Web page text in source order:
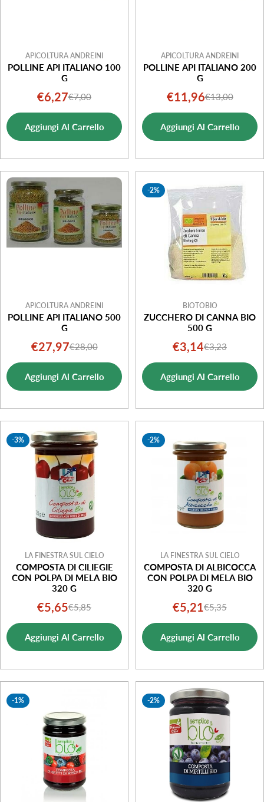
APICOLTURA ANDREINI
POLLINE API ITALIANO 100
G
Prezzo
di
vendita
€6,27Prezzo
normale
€7,00
Aggiungi Al Carrello
APICOLTURA ANDREINI
POLLINE API ITALIANO 200
G
Prezzo
di
vendita
€11,96Prezzo
normale
€13,00
Aggiungi Al Carrello
APICOLTURA ANDREINI
POLLINE API ITALIANO 500
G
Prezzo
di
vendita
€27,97Prezzo
normale
€28,00
Aggiungi Al Carrello
-2%
BIOTOBIO
ZUCCHERO DI CANNA BIO
500 G
Prezzo
di
vendita
€3,14Prezzo
normale
€3,23
Aggiungi Al Carrello
-3%
LA FINESTRA SUL CIELO
COMPOSTA DI CILIEGIE
CON POLPA DI MELA BIO
320 G
Prezzo
di
vendita
€5,65Prezzo
normale
€5,85
Aggiungi Al Carrello
-2%
LA FINESTRA SUL CIELO
COMPOSTA DI ALBICOCCA
CON POLPA DI MELA BIO
320 G
Prezzo
di
vendita
€5,21Prezzo
normale
€5,35
Aggiungi Al Carrello
-1% -2%